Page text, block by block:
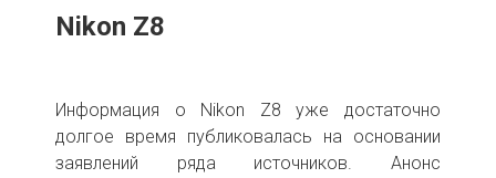
Nikon Z8
Информация о Nikon Z8 уже достаточно
долгое время публиковалась на основании
заявлений ряда источников. Анонс